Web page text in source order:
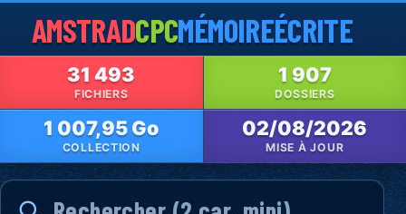
AMSTRADCPCMÉMOIREÉCRITE
31 493
FICHIERS
1 907
DOSSIERS
1 007,95 Go
COLLECTION
02/08/2026
MISE À JOUR